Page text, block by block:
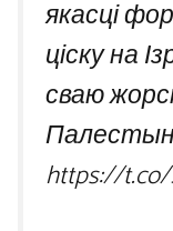
якасці
ціску на
сваю
https://t.co/